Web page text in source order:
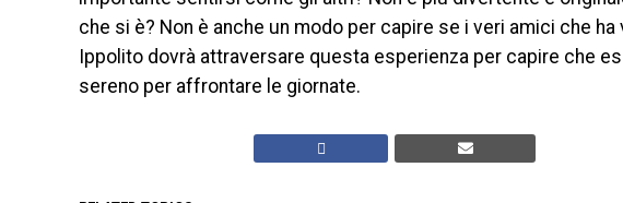
che si è? Non è anche un modo per capire se i veri amici che
Ippolito dovrà attraversare questa esperienza per capire che
sereno per affrontare le giornate.